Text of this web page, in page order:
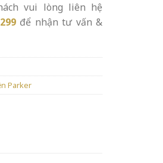
vui lòng liên hệ
để nhận tư vấn &
Parker